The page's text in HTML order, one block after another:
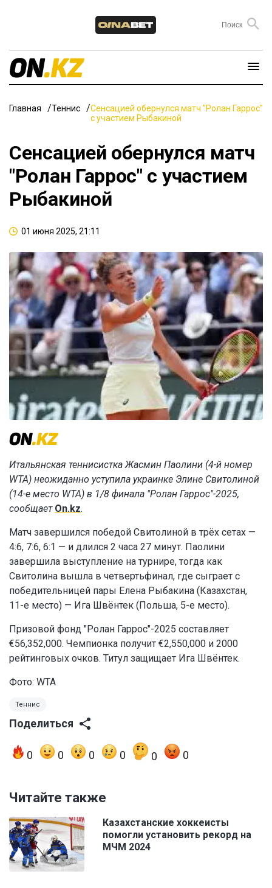
Главная Теннис
Сенсацией обернулся матч "Ролан Гаррос"
с участием Рыбакиной
Сенсацией обернулся матч
"Ролан Гаррос" с участием
Рыбакиной
01 июня 2025, 21:11
Итальянская теннисистка Жасмин Паолини (4-й номер
WTA) неожиданно уступила украинке Элине Свитолиной
(14-е место WTA) в 1/8 финала "Ролан Гаррос"-2025,
сообщает On.kz.
Матч завершился победой Свитолиной в трёх сетах —
4:6, 7:6, 6:1 — и длился 2 часа 27 минут. Паолини
завершила выступление на турнире, тогда как
Свитолина вышла в четвертьфинал, где сыграет с
победительницей пары Елена Рыбакина (Казахстан,
11-е место) — Ига Швёнтек (Польша, 5-е место).
Призовой фонд "Ролан Гаррос"-2025 составляет
€56,352,000. Чемпионка получит €2,550,000 и 2000
рейтинговых очков. Титул защищает Ига Швёнтек.
Фото: WTA
Теннис
Поделиться
0 0 0 0 0 0
Читайте также
Казахстанские хоккеисты
помогли установить рекорд на
МЧМ 2024